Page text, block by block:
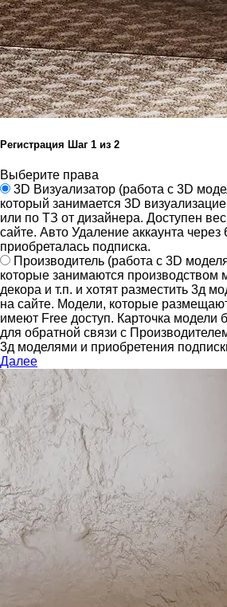
Регистрация Шаг 1 из 2
Выберите права
3D Визуализатор (работа с 3D
который занимается 3D
или по ТЗ от дизайнера. Доступен
сайте. Авто Удаление аккаунта
приобреталась подписка.
Производитель (работа с 3D
которые занимаются производством
декора и т.п. и хотят разместить 3д
на сайте. Модели, которые
имеют Free доступ. Карточка модели
для обратной связи с
3д моделями и приобретения
Далее